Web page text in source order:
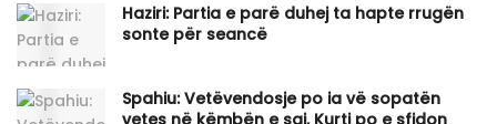
Haziri: Partia e parë duhej ta hapte rrugën
sonte për seancë
Spahiu: Vetëvendosje po ia vë sopatën
vetes në këmbën e saj, Kurti po e sfidon